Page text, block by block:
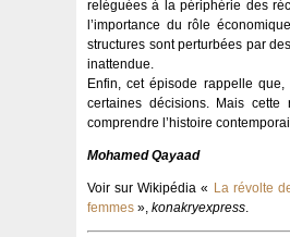
reléguées à la périphérie des
l’importance du rôle
structures sont perturbées par
inattendue.
Enfin, cet épisode rappelle
certaines décisions. Mais cette
comprendre l’histoire
Mohamed Qayaad
Voir sur Wikipédia « La révolte
femmes », konakryexpress.